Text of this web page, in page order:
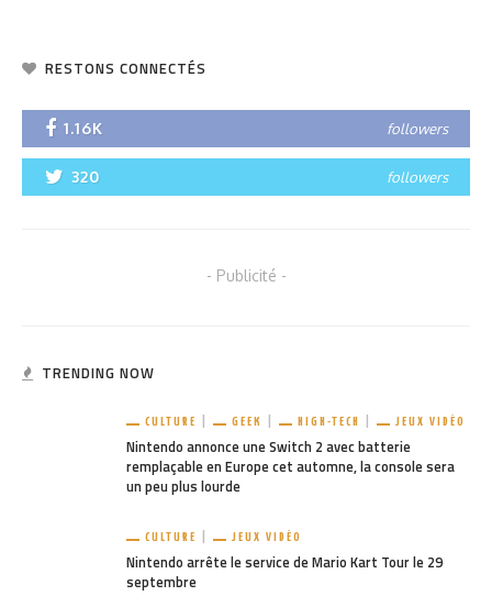
RESTONS CONNECTÉS
1.16K followers
320 followers
- Publicité -
TRENDING NOW
CULTURE GEEK HIGH-TECH JEUX VIDÉO
Nintendo annonce une Switch 2 avec batterie
remplaçable en Europe cet automne, la console sera
un peu plus lourde
CULTURE JEUX VIDÉO
Nintendo arrête le service de Mario Kart Tour le 29
septembre